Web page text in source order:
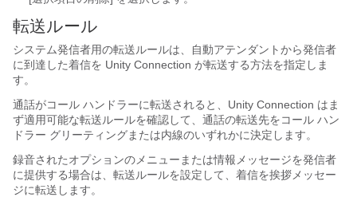
転送ルール
システム発信者用の転送ルールは、自動アテンダントから発信者
に到達した着信を Unity Connection が転送する方法を指定しま
す。
通話がコール ハンドラーに転送されると、Unity Connection はま
ず適用可能な転送ルールを確認して、通話の転送先をコール ハン
ドラー グリーティングまたは内線のいずれかに決定します。
録音されたオプションのメニューまたは情報メッセージを発信者
に提供する場合は、転送ルールを設定して、着信を挨拶メッセー
ジに転送します。